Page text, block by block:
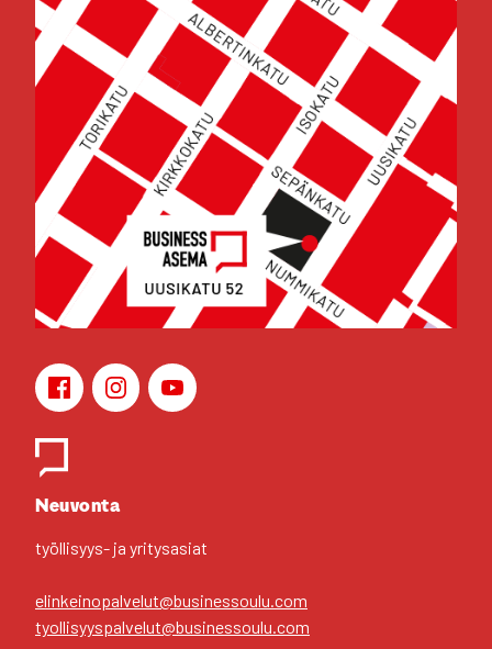
Face­bookIns­ta­gramYou­Tu­be
Neu­von­ta
työl­li­syys- ja yri­tys­asiat
elinkeinopalvelut@businessoulu.com
tyollisyyspalvelut@businessoulu.com